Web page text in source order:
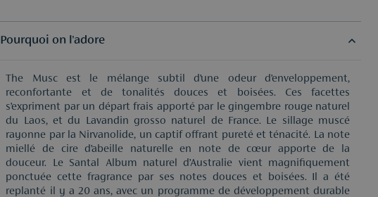
Pourquoi on l'adore
The Musc est le mélange subtil d’une odeur d’enveloppement,
reconfortante et de tonalités douces et boisées. Ces facettes
s’expriment par un départ frais apporté par le gingembre rouge naturel
du Laos, et du Lavandin grosso naturel de France. Le sillage muscé
rayonne par la Nirvanolide, un captif offrant pureté et ténacité. La note
miellé de cire d’abeille naturelle en note de cœur apporte de la
douceur. Le Santal Album naturel d’Australie vient magnifiquement
ponctuée cette fragrance par ses notes douces et boisées. Il a été
replanté il y a 20 ans, avec un programme de développement durable